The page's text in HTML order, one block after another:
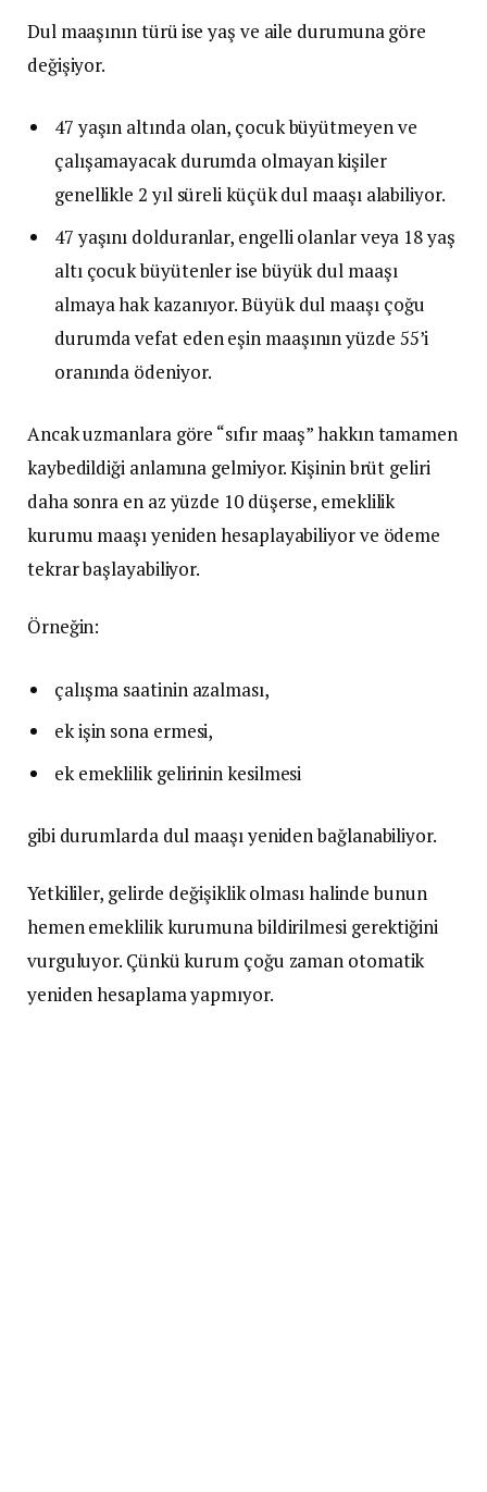
Dul maaşının türü ise yaş ve aile durumuna göre
değişiyor.
47 yaşın altında olan, çocuk büyütmeyen ve
çalışamayacak durumda olmayan kişiler
genellikle 2 yıl süreli küçük dul maaşı alabiliyor.
47 yaşını dolduranlar, engelli olanlar veya 18 yaş
altı çocuk büyütenler ise büyük dul maaşı
almaya hak kazanıyor. Büyük dul maaşı çoğu
durumda vefat eden eşin maaşının yüzde 55’i
oranında ödeniyor.
Ancak uzmanlara göre “sıfır maaş” hakkın tamamen
kaybedildiği anlamına gelmiyor. Kişinin brüt geliri
daha sonra en az yüzde 10 düşerse, emeklilik
kurumu maaşı yeniden hesaplayabiliyor ve ödeme
tekrar başlayabiliyor.
Örneğin:
çalışma saatinin azalması,
ek işin sona ermesi,
ek emeklilik gelirinin kesilmesi
gibi durumlarda dul maaşı yeniden bağlanabiliyor.
Yetkililer, gelirde değişiklik olması halinde bunun
hemen emeklilik kurumuna bildirilmesi gerektiğini
vurguluyor. Çünkü kurum çoğu zaman otomatik
yeniden hesaplama yapmıyor.